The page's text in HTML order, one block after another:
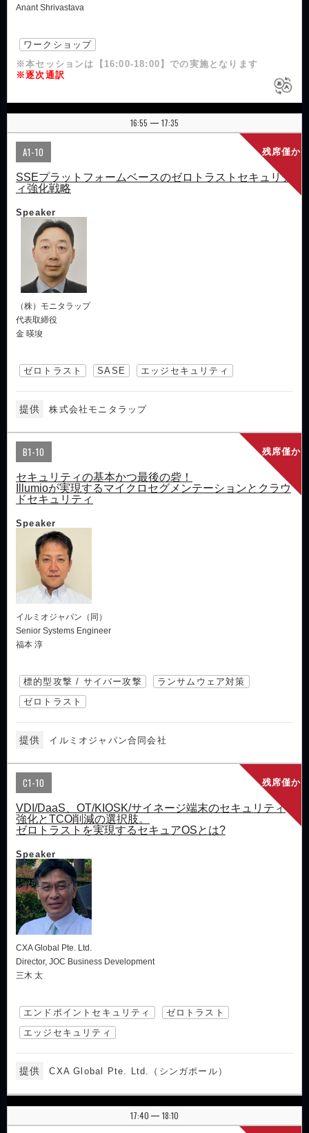
Anant Shrivastava
ワークショップ
※本セッションは【16:00-18:00】での実施となります
※逐次通訳
16:55 | 17:35
残席僅か
A1-10
SSEプラットフォームベースのゼロトラストセキュリテ
ィ強化戦略
Speaker
（株）モニタラップ
代表取締役
金 暎埈
ゼロトラスト SASE エッジセキュリティ
提供 株式会社モニタラップ
残席僅か
B1-10
セキュリティの基本かつ最後の砦！
Illumioが実現するマイクロセグメンテーションとクラウ
ドセキュリティ
Speaker
イルミオジャパン（同）
Senior Systems Engineer
福本 淳
標的型攻撃 / サイバー攻撃
ランサムウェア対策
ゼロトラスト
提供 イルミオジャパン合同会社
残席僅か
C1-10
VDI/DaaS、OT/KIOSK/サイネージ端末のセキュリティ
強化とTCO削減の選択肢。
ゼロトラストを実現するセキュアOSとは?
Speaker
CXA Global Pte. Ltd.
Director, JOC Business Development
三木 太
エンドポイントセキュリティ
ゼロトラスト
エッジセキュリティ
提供 CXA Global Pte. Ltd.（シンガポール）
17:40 | 18:10